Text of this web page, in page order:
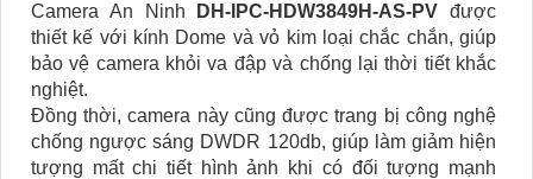
Camera An Ninh
DH-IPC-HDW3849H-AS-PV được
thiết kế với kính Dome và vỏ kim loại chắc chắn, giúp
bảo vệ camera khỏi va đập và chống lại thời tiết khắc
nghiệt.
Đồng thời, camera này cũng được trang bị công nghệ
chống ngược sáng DWDR 120db, giúp làm giảm hiện
tượng mất chi tiết hình ảnh khi có đối tượng mạnh